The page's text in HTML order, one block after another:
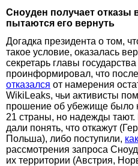
Сноуден получает
пытаются его вернуть
Догадка президента о том,
такое условие, оказалась
секретарь главы
проинформировал, что
отказался от намерения
WikiLeaks, чьи активисты
прошение об убежище было
21 страны, но надежды тают.
дали понять, что откажут
Польша), либо поступили,
рассмотрения запроса
их территории (Австрия,